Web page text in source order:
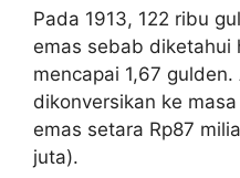
Pada 1913, 122 ribu
emas sebab diketahui
mencapai 1,67
dikonversikan ke
emas setara Rp87
juta).